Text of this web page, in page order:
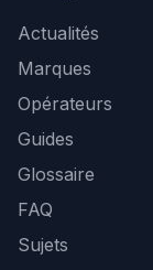
Actualités
Marques
Opérateurs
Guides
Glossaire
FAQ
Sujets